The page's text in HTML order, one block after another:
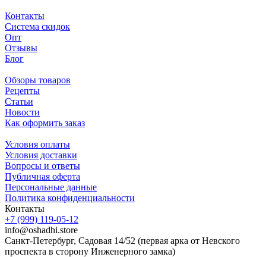
Контакты
Система скидок
Опт
Отзывы
Блог
Обзоры товаров
Рецепты
Статьи
Новости
Как оформить заказ
Условия оплаты
Условия доставки
Вопросы и ответы
Публичная оферта
Персональные данные
Политика конфиденциальности
Контакты
+7 (999) 119-05-12
info@oshadhi.store
Санкт-Петербург, Садовая 14/52 (первая арка от Невского
проспекта в сторону Инженерного замка)